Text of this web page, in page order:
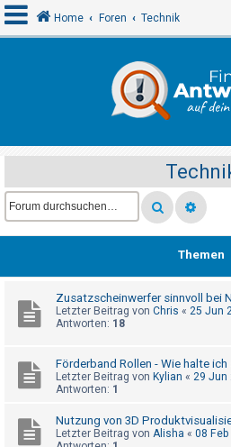
e
l
d
e
R
e
s
t
Home Foren Technik
Themen
Zusatzscheinwerfer sinnvoll bei
Letzter Beitrag von Chris « 25 Jun
Antworten: 18
Förderband Rollen - Wie halte ich
Letzter Beitrag von Kylian « 29 Jun
Antworten: 1
Nutzung von 3D
Letzter Beitrag von Alisha « 08